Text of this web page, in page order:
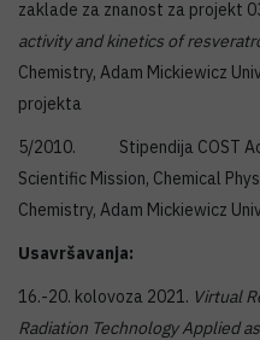
zaklade za znanost za projekt
activity and kinetics of
Chemistry, Adam Mickiewicz
projekta
5/2010. Stipendija COST
Scientific Mission, Chemical
Chemistry, Adam Mickiewicz
Usavršavanja:
16.-20. kolovoza 2021. Virtual
Radiation Technology Applied